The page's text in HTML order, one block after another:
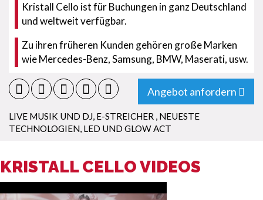
Kristall Cello ist für Buchungen in ganz Deutschland
und weltweit verfügbar.
Zu ihren früheren Kunden gehören große Marken
wie Mercedes-Benz, Samsung, BMW, Maserati, usw.
Angebot anfordern
LIVE MUSIK UND DJ, E-STREICHER , NEUESTE
TECHNOLOGIEN, LED UND GLOW ACT
KRISTALL CELLO VIDEOS